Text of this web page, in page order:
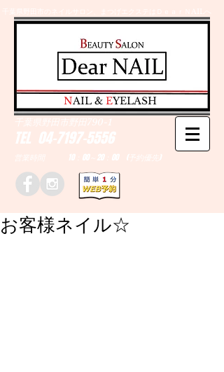
千葉県野田市のネイルサロン、まつげエクステはＤｅａｒＮAILへ
TEL 04-7197-5556
営業時間 10：00～20：00 (予約優先)
千葉県野田市野田790-1
​NAIL & EYELASH
お客様ネイル☆